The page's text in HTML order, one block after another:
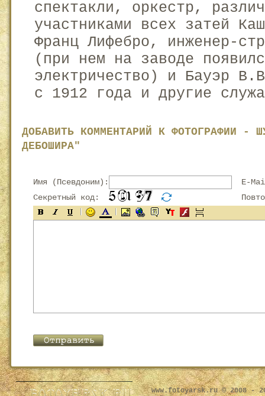
спектакли, оркестр,
участниками всех затей
Франц Лифебро, инженер-
(при нем на заводе
электричество) и Бауэр
с 1912 года и другие
ДОБАВИТЬ КОММЕНТАРИЙ К ФОТОГРАФИИ -
ДЕБОШИРА"
Имя (Псевдоним):
E-
Секретный код:
www.fotoyarsk.ru © 2008 -